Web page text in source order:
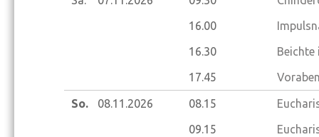
16.00
16.30
Beichte
17.45
So. 08.11.2026 08.15
09.15